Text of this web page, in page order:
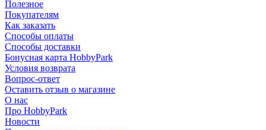
Полезное
Покупателям
Как заказать
Способы оплаты
Способы доставки
Бонусная карта HobbyPark
Условия возврата
Вопрос-ответ
Оставить отзыв о магазине
О нас
Про HobbyPark
Новости